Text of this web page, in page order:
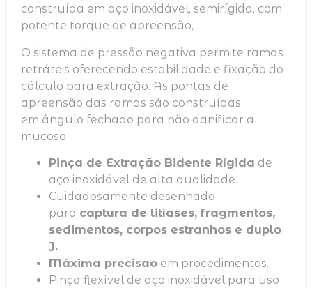
construída em aço inoxidável, semirígida, com
potente torque de apreensão,
O sistema de pressão negativa permite ramas
retráteis oferecendo estabilidade e fixação do
cálculo para extração. As pontas de
apreensão das ramas são construídas
em ângulo fechado para não danificar a
mucosa.
Pinça de Extração Bidente Rígida de
aço inoxidável de alta qualidade.
Cuidadosamente desenhada
para captura de litíases, fragmentos,
sedimentos, corpos estranhos e duplo
J.
Máxima precisão em procedimentos.
Pinça flexível de aço inoxidável para uso